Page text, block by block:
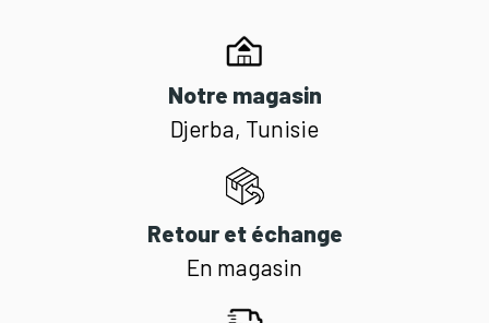
Notre magasin
Djerba, Tunisie
Retour et échange
En magasin